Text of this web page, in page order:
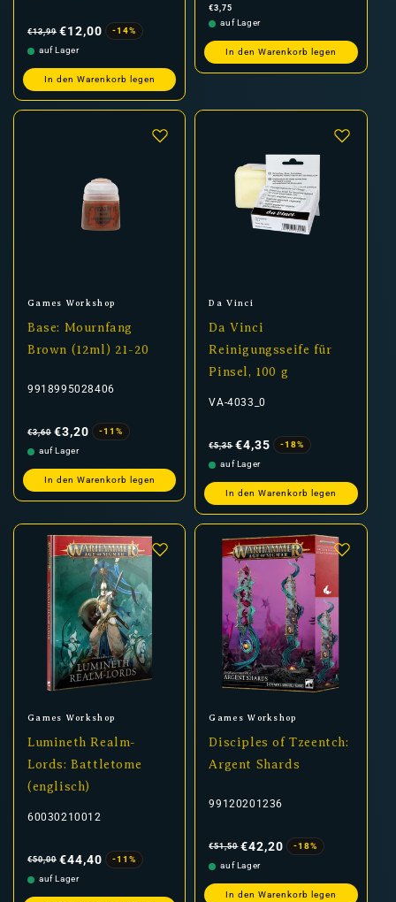
Preis
€13,99 €12,00
-14%
auf Lager
In den Warenkorb legen
Normaler
Preis
€3,75
auf Lager
In den Warenkorb legen
Anbieter:
Games Workshop
Base: Mournfang
Brown (12ml) 21-20
9918995028406
Preis
€3,60 €3,20
-11%
auf Lager
In den Warenkorb legen
Anbieter:
Da Vinci
Da Vinci
Reinigungsseife für
Pinsel, 100 g
VA-4033_0
Preis
€5,35 €4,35
-18%
auf Lager
In den Warenkorb legen
Anbieter:
Games Workshop
Lumineth Realm-
Lords: Battletome
(englisch)
60030210012
Preis
€50,00 €44,40
-11%
auf Lager
Anbieter:
Games Workshop
Disciples of Tzeentch:
Argent Shards
99120201236
Preis
€51,50 €42,20
-18%
auf Lager
In den Warenkorb legen